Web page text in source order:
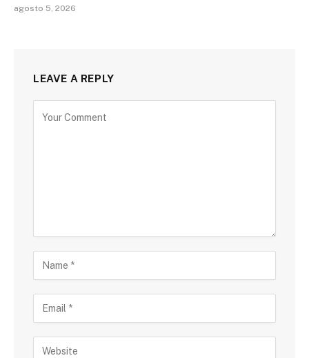
agosto 5, 2026
LEAVE A REPLY